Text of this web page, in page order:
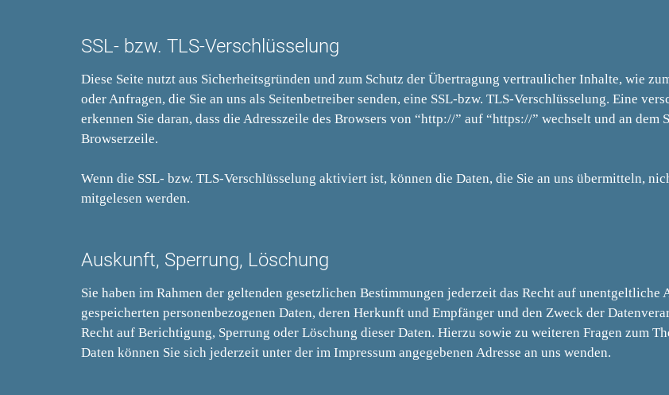
SSL- bzw. TLS-Verschlüsselung
Diese Seite nutzt aus Sicherheitsgründen und zum Schutz der Übertragung vertraulicher Inhalte, wie
oder Anfragen, die Sie an uns als Seitenbetreiber senden, eine SSL-bzw. TLS-Verschlüsselung. Eine
erkennen Sie daran, dass die Adresszeile des Browsers von “http://” auf “https://” wechselt und an dem
Browserzeile.
Wenn die SSL- bzw. TLS-Verschlüsselung aktiviert ist, können die Daten, die Sie an uns übermitteln,
mitgelesen werden.
Auskunft, Sperrung, Löschung
Sie haben im Rahmen der geltenden gesetzlichen Bestimmungen jederzeit das Recht auf unentgeltliche
gespeicherten personenbezogenen Daten, deren Herkunft und Empfänger und den Zweck der
Recht auf Berichtigung, Sperrung oder Löschung dieser Daten. Hierzu sowie zu weiteren Fragen zum
Daten können Sie sich jederzeit unter der im Impressum angegebenen Adresse an uns wenden.